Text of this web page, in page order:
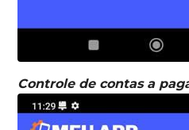
Controle de contas a